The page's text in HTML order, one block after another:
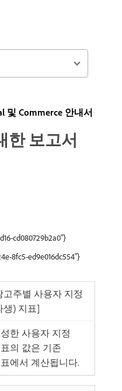
및 Commerce 안내서
한 보고서
cd080729b2a0"}
8fc5-ed9e016dc554"}
고주별 사용자 지정
생) 지표]
한 사용자 지정
의 값은 기존
에서 계산됩니다.